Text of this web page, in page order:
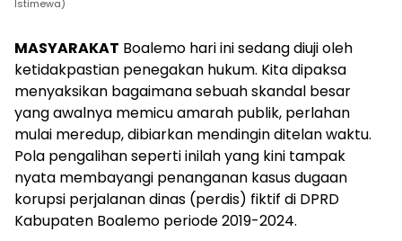
Istimewa)
MASYARAKAT Boalemo hari ini sedang diuji oleh
ketidakpastian penegakan hukum. Kita dipaksa
menyaksikan bagaimana sebuah skandal besar
yang awalnya memicu amarah publik, perlahan
mulai meredup, dibiarkan mendingin ditelan waktu.
Pola pengalihan seperti inilah yang kini tampak
nyata membayangi penanganan kasus dugaan
korupsi perjalanan dinas (perdis) fiktif di DPRD
Kabupaten Boalemo periode 2019-2024.